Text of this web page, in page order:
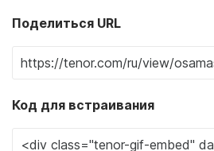
Поделиться URL
Код для встраивания